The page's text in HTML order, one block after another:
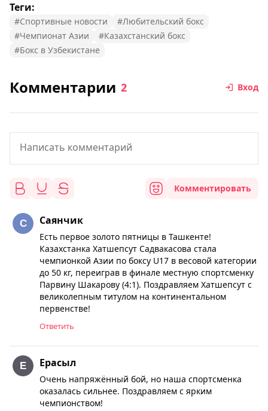
Теги:
#Спортивные новости
#Любительский бокс
#Чемпионат Азии
#Казахстанский бокс
#Бокс в Узбекистане
Комментарии 2 Вход
Комментировать
Саянчик
Есть первое золото пятницы в Ташкенте!
Казахстанка Хатшепсут Садвакасова стала
чемпионкой Азии по боксу U17 в весовой категории
до 50 кг, переиграв в финале местную спортсменку
Парвину Шакарову (4:1). Поздравляем Хатшепсут с
великолепным титулом на континентальном
первенстве!
Ответить
Ерасыл
Очень напряжённый бой, но наша спортсменка
оказалась сильнее. Поздравляем с ярким
чемпионством!